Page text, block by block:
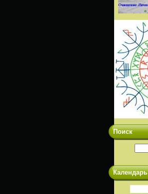
Поиск
Календарь